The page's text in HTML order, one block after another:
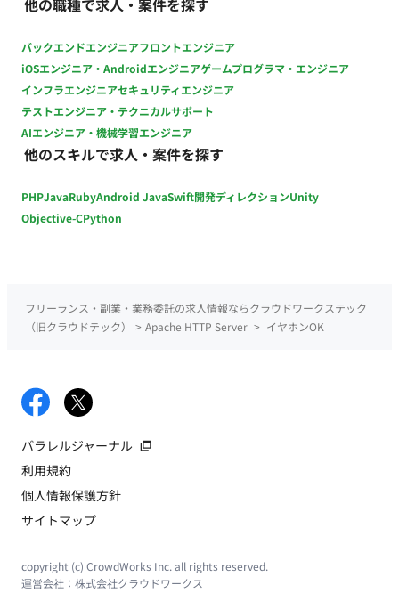
他の職種で求人・案件を探す
バックエンドエンジニアフロントエンジニア
iOSエンジニア・Androidエンジニアゲームプログラマ・エンジニア
インフラエンジニアセキュリティエンジニア
テストエンジニア・テクニカルサポート
AIエンジニア・機械学習エンジニア
他のスキルで求人・案件を探す
PHPJavaRubyAndroid JavaSwift開発ディレクションUnity
Objective-CPython
フリーランス・副業・業務委託の求人情報ならクラウドワークステック
（旧クラウドテック）
> Apache HTTP Server > イヤホンOK
パラレルジャーナル
利用規約
個人情報保護方針
サイトマップ
copyright (c) CrowdWorks Inc. all rights reserved.
運営会社： 株式会社クラウドワークス